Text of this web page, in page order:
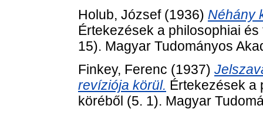
Holub, József(1936) Néhány
Értekezések a philosophiai
15). Magyar Tudományos
Finkey, Ferenc (1937)
revíziója körül. Értekezések a
köréből (5. 1). Magyar